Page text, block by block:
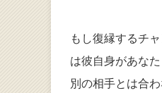
もし復縁するチ
は彼自身があな
別の相手とは合